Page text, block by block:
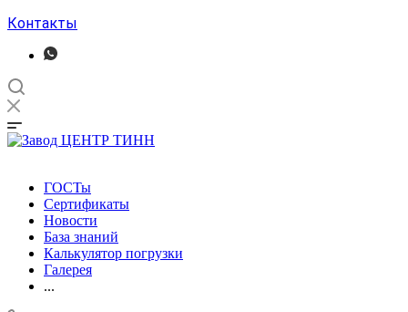
Контакты
ГОСТы
Сертификаты
Новости
База знаний
Калькулятор погрузки
Галерея
...